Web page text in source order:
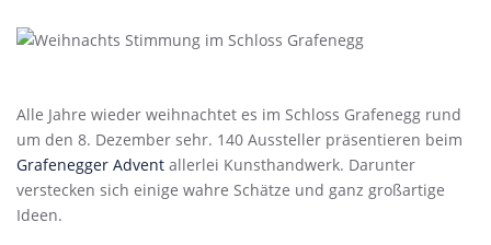
Alle Jahre wieder weihnachtet es im Schloss Grafenegg rund
um den 8. Dezember sehr. 140 Aussteller präsentieren beim
Grafenegger Advent allerlei Kunsthandwerk. Darunter
verstecken sich einige wahre Schätze und ganz großartige
Ideen.